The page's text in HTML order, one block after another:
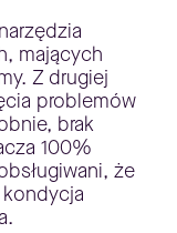
mających
Z drugiej
problemów
brak
100%
że